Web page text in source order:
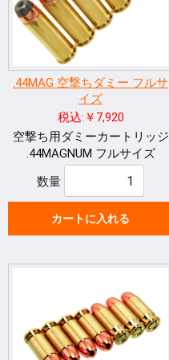
.44MAG 空撃ちダミー フルサ
イズ
税込:￥7,920
空撃ち用ダミーカートリッジ
.44MAGNUM フルサイズ
数量
カートに入れる